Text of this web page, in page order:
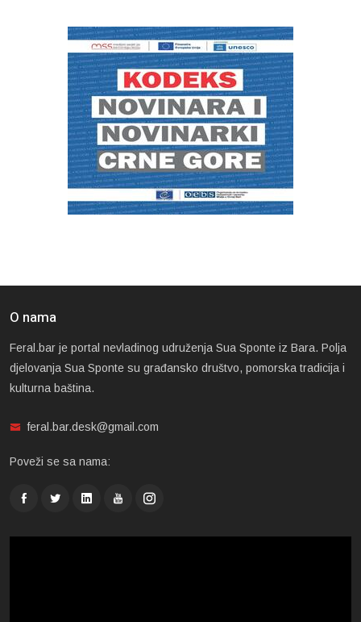
O nama
Feral.bar je portal nevladinog udruženja Sua Sponte iz Bara. Polja
djelovanja Sua Sponte su građansko društvo, pomorska tradicija i
kulturna baština.
feral.bar.desk@gmail.com
Poveži se sa nama: